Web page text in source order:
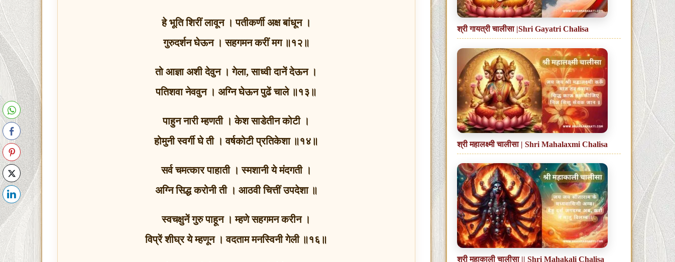
हे भूति शिरीं लावून । पतीकर्णी अक्ष बांधून ।
गुरुदर्शन घेऊन । सहगमन करीं मग ॥१२॥
तो आज्ञा अशी देवुन । गेला, साध्वी दानें देऊन ।
पतिशवा नेववुन । अग्नि घेऊन पुढें चाले ॥१३॥
पाहुन नारी म्हणती । केश साडेतीन कोटी ।
होमुनी स्वर्गी घे ती । वर्षकोटी प्रतिकेशा ॥१४॥
सर्व चमत्कार पाहाती । स्मशानी ये मंदगती ।
अग्नि सिद्ध करोनी ती । आठवी चित्तीं उपदेशा ॥
स्वचक्षुनें गुरु पाहून । म्हणे सहगमन करीन ।
विप्रें शीघ्र ये म्हणून । वदताम मनस्विनी गेली ॥१६॥
श्री गायत्री चालीसा |Shri Gayatri Chalisa
श्री महालक्ष्मी चालीसा | Shri Mahalaxmi Chalisa
श्री महाकाली चालीसा || Shri Mahakali Chalisa